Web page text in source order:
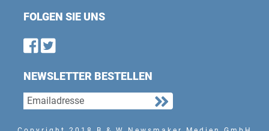
FOLGEN SIE UNS
Find us on Facebook
Follow us on Twitter
NEWSLETTER BESTELLEN